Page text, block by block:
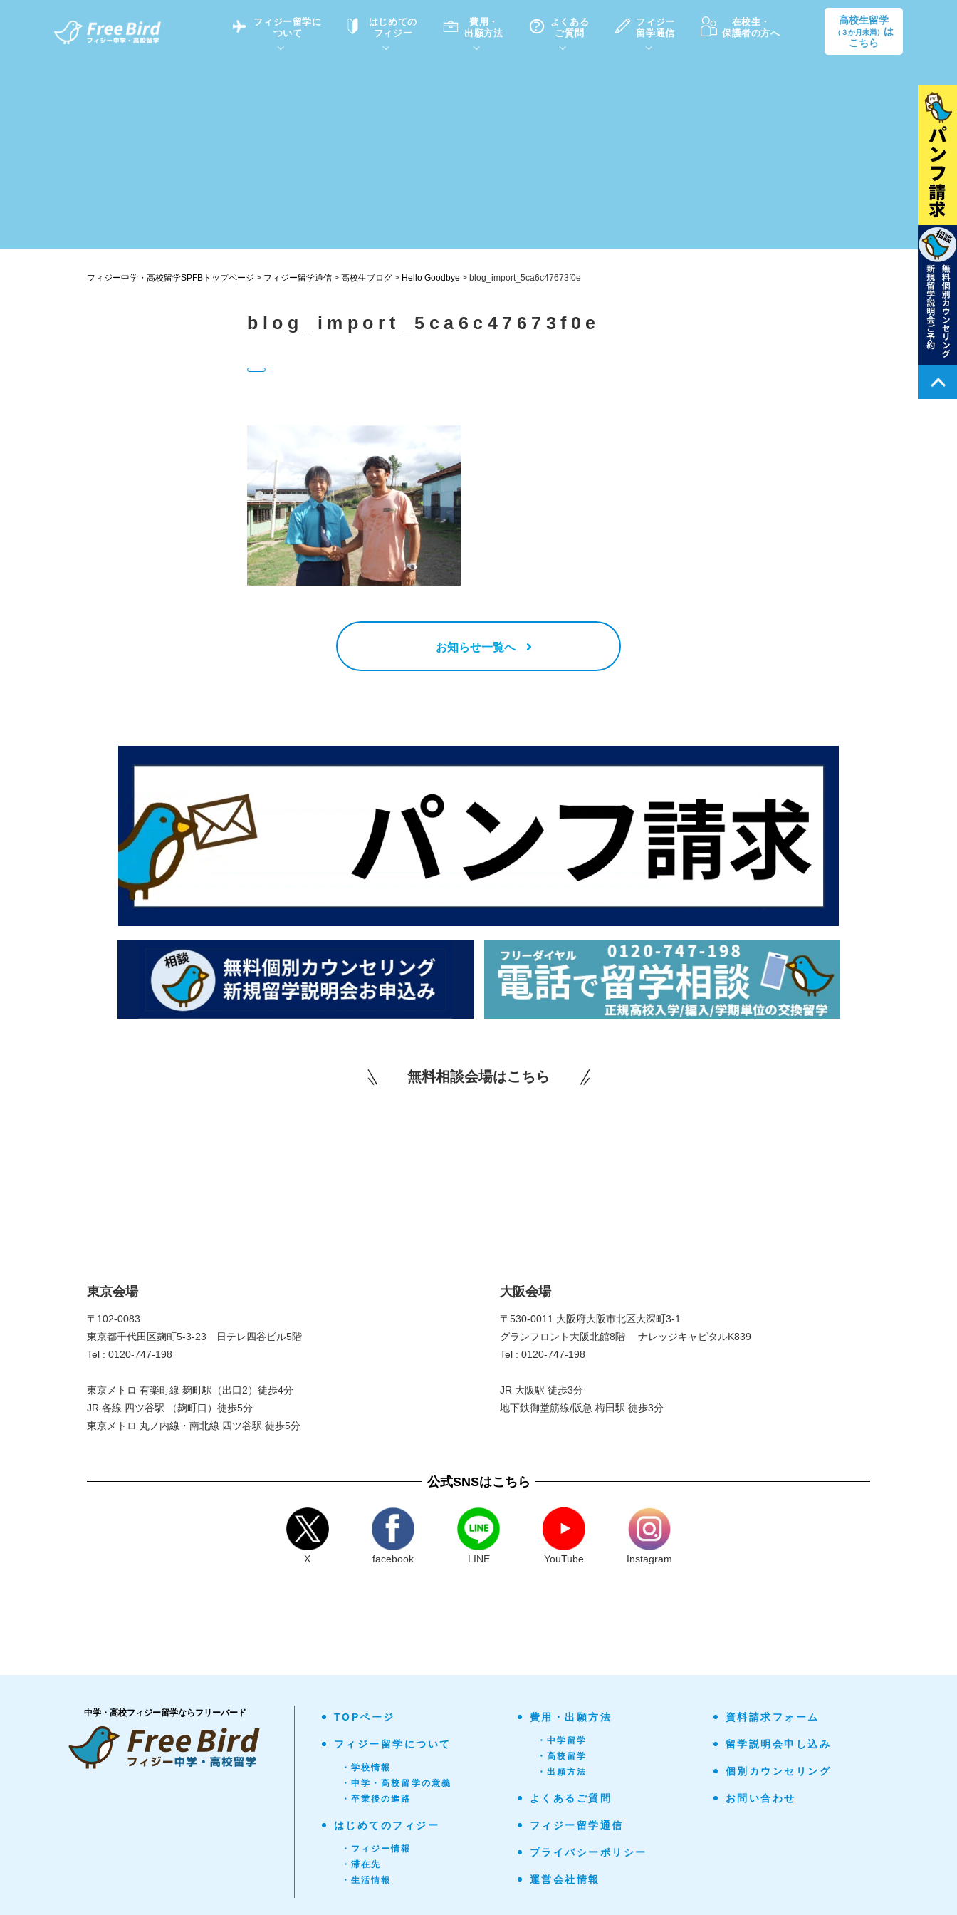
フィジー留学に
ついて
はじめての
フィジー
費用・
出願方法
よくある
ご質問
フィジー
留学通信
在校生・
保護者の方へ
高校生留学
（３か月未満）
は
こちら
フィジー中学・高校留学SPFBトップページ > フィジー留学通信 > 高校生ブログ > Hello Goodbye > blog_import_5ca6c47673f0e
blog_import_5ca6c47673f0e
お知らせ一覧へ
無料相談会場はこちら
東京会場
〒102-0083
東京都千代田区麹町5-3-23 日テレ四谷ビル5階
Tel : 0120-747-198
東京メトロ 有楽町線 麹町駅（出口2）徒歩4分
JR 各線 四ツ谷駅 （麹町口）徒歩5分
東京メトロ 丸ノ内線・南北線 四ツ谷駅 徒歩5分
大阪会場
〒530-0011 大阪府大阪市北区大深町3-1
グランフロント大阪北館8階 ナレッジキャピタルK839
Tel : 0120-747-198
JR 大阪駅 徒歩3分
地下鉄御堂筋線/阪急 梅田駅 徒歩3分
公式SNSはこちら
X facebook LINE YouTube Instagram
中学・高校フィジー留学ならフリーバード TOPページ
フィジー留学について
・学校情報
・中学・高校留学の意義
・卒業後の進路
はじめてのフィジー
・フィジー情報
・滞在先
・生活情報
費用・出願方法
・中学留学
・高校留学
・出願方法
よくあるご質問
フィジー留学通信
プライバシーポリシー
運営会社情報
資料請求フォーム
留学説明会申し込み
個別カウンセリング
お問い合わせ